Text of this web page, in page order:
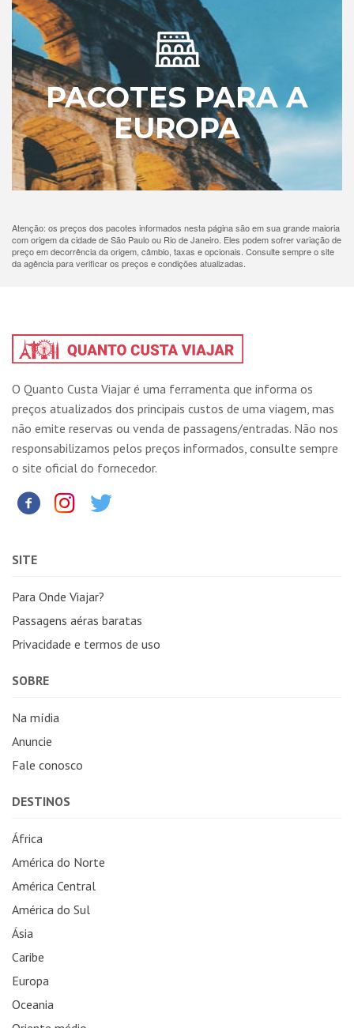
PACOTES PARA A
EUROPA
Atenção: os preços dos pacotes informados nesta página são em sua grande maioria
com origem da cidade de São Paulo ou Rio de Janeiro. Eles podem sofrer variação de
preço em decorrência da origem, câmbio, taxas e opcionais. Consulte sempre o site
da agência para verificar os preços e condições atualizadas.
O Quanto Custa Viajar é uma ferramenta que informa os
preços atualizados dos principais custos de uma viagem, mas
não emite reservas ou venda de passagens/entradas. Não nos
responsabilizamos pelos preços informados, consulte sempre
o site oficial do fornecedor.
SITE
Para Onde Viajar?
Passagens aéras baratas
Privacidade e termos de uso
SOBRE
Na mídia
Anuncie
Fale conosco
DESTINOS
África
América do Norte
América Central
América do Sul
Ásia
Caribe
Europa
Oceania